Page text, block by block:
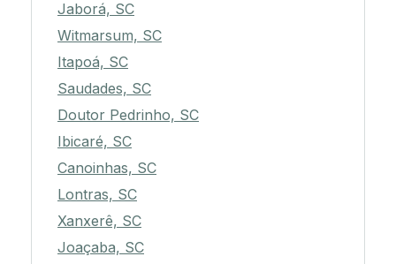
Jaborá, SC
Witmarsum, SC
Itapoá, SC
Saudades, SC
Doutor Pedrinho, SC
Ibicaré, SC
Canoinhas, SC
Lontras, SC
Xanxerê, SC
Joaçaba, SC